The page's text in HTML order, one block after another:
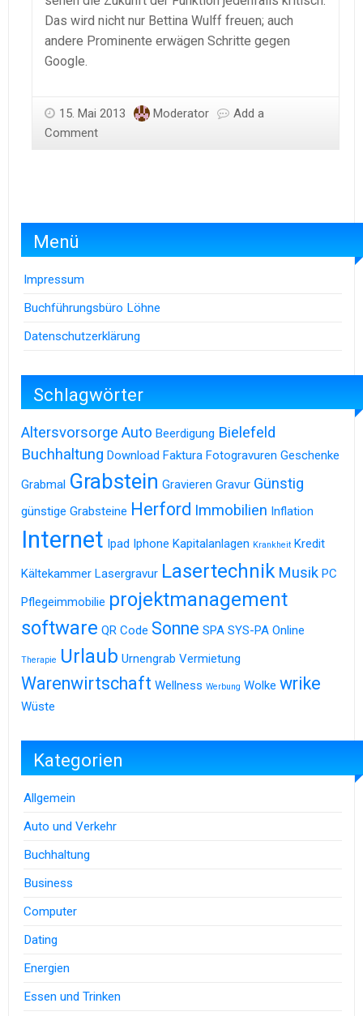
Das wird nicht nur Bettina Wulff freuen; auch
andere Prominente erwägen Schritte gegen
Google.
15. Mai 2013 Moderator
Add a
Comment
Menü
Impressum
Buchführungsbüro Löhne
Datenschutzerklärung
Schlagwörter
Altersvorsorge Auto Beerdigung Bielefeld
Buchhaltung Download Faktura Fotogravuren Geschenke
Grabmal Grabstein Gravieren Gravur Günstig
günstige Grabsteine Herford Immobilien Inflation
Internet Ipad Iphone Kapitalanlagen Krankheit Kredit
Kältekammer Lasergravur Lasertechnik Musik PC
Pflegeimmobilie projektmanagement
software QR Code Sonne SPA SYS-PA Online
Therapie Urlaub Urnengrab Vermietung
Warenwirtschaft Wellness Werbung Wolke wrike
Wüste
Kategorien
Allgemein
Auto und Verkehr
Buchhaltung
Business
Computer
Dating
Energien
Essen und Trinken